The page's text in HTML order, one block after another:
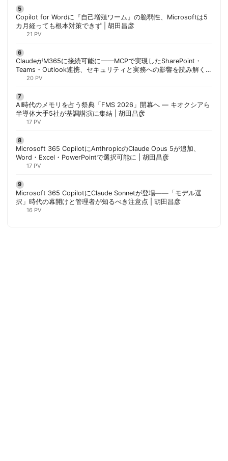
Copilot for Wordに『自己増殖ワーム』の脆弱性、Microsoftは5
カ月経っても根本対策できず | 胡田昌彦
21 PV
ClaudeがM365に接続可能に——MCPで実現したSharePoint・
Teams・Outlook連携、セキュリティと実務への影響を読み解く |
胡田昌彦
20 PV
AI時代のメモリを占う祭典「FMS 2026」開幕へ ― キオクシアら
半導体大手5社が基調講演に集結 | 胡田昌彦
17 PV
Microsoft 365 CopilotにAnthropicのClaude Opus 5が追加、
Word・Excel・PowerPointで選択可能に | 胡田昌彦
17 PV
Microsoft 365 CopilotにClaude Sonnetが登場——「モデル選
択」時代の幕開けと管理者が知るべき注意点 | 胡田昌彦
16 PV